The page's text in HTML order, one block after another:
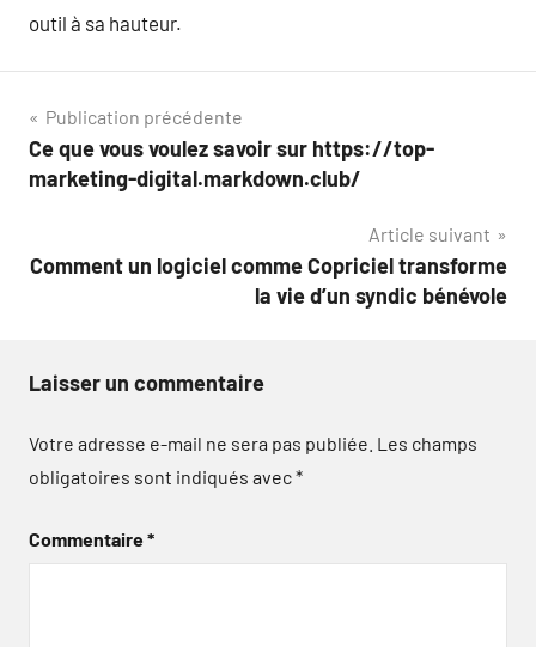
outil à sa hauteur.
Navigation
de
Publication précédente
Ce que vous voulez savoir sur https://top-
marketing-digital.markdown.club/
Article suivant
Comment un logiciel comme Copriciel transforme
la vie d’un syndic bénévole
Laisser un commentaire
Votre adresse e-mail ne sera pas publiée. Les champs
obligatoires sont indiqués avec*
Commentaire*